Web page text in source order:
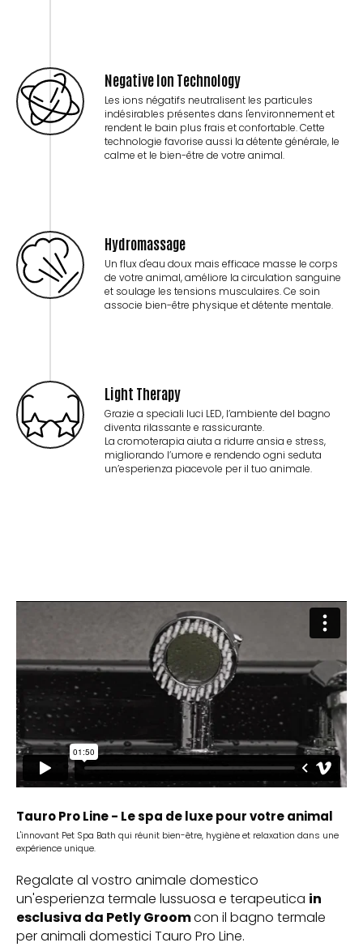
Negative Ion Technology
Les ions négatifs neutralisent les particules
indésirables présentes dans l'environnement et
rendent le bain plus frais et confortable. Cette
technologie favorise aussi la détente générale, le
calme et le bien-être de votre animal.
Hydromassage
Un flux d'eau doux mais efficace masse le corps
de votre animal, améliore la circulation sanguine
et soulage les tensions musculaires. Ce soin
associe bien-être physique et détente mentale.
Light Therapy
Grazie a speciali luci LED, l’ambiente del bagno
diventa rilassante e rassicurante.
La cromoterapia aiuta a ridurre ansia e stress,
migliorando l’umore e rendendo ogni seduta
un’esperienza piacevole per il tuo animale.
Tauro Pro Line - Le spa de luxe pour votre animal
L'innovant Pet Spa Bath qui réunit bien-être, hygiène et relaxation dans une
expérience unique.
Regalate al vostro animale domestico
un'esperienza termale lussuosa e terapeutica in
esclusiva da Petly Groomcon il bagno termale
per animali domestici Tauro Pro Line.